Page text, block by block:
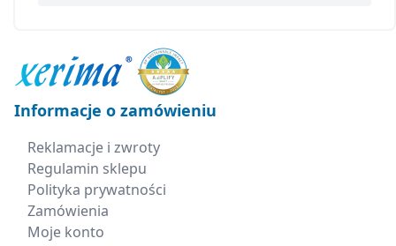
Informacje o zamówieniu
Reklamacje i zwroty
Regulamin sklepu
Polityka prywatności
Zamówienia
Moje konto